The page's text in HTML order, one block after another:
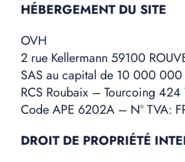
HÉBERGEMENT DU SITE
OVH
2 rue Kellermann 59100
SAS au capital de 10 000
RCS Roubaix – Tourcoing
Code APE 6202A – Nº TVA:
DROIT DE PROPRIÉTÉ